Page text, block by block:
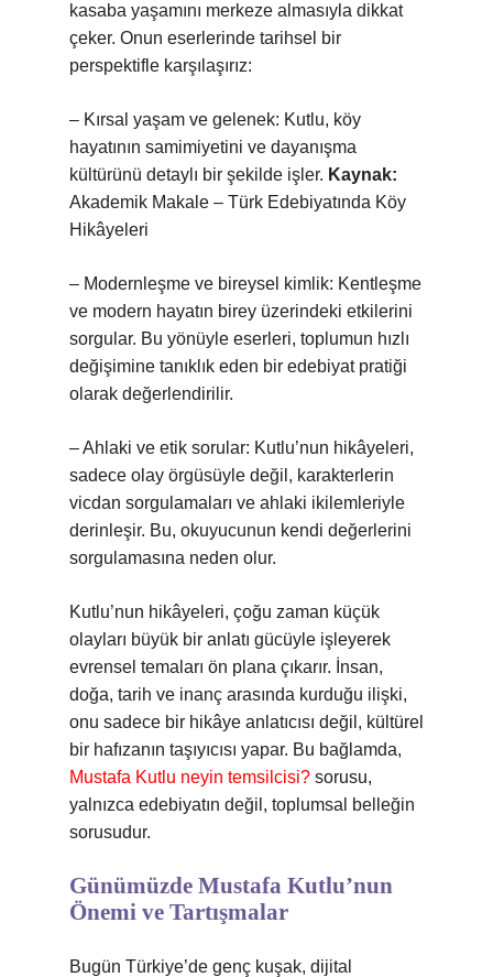
kasaba yaşamını merkeze almasıyla dikkat
çeker. Onun eserlerinde tarihsel bir
perspektifle karşılaşırız:
– Kırsal yaşam ve gelenek: Kutlu, köy
hayatının samimiyetini ve dayanışma
kültürünü detaylı bir şekilde işler. Kaynak:
Akademik Makale – Türk Edebiyatında Köy
Hikâyeleri
– Modernleşme ve bireysel kimlik: Kentleşme
ve modern hayatın birey üzerindeki etkilerini
sorgular. Bu yönüyle eserleri, toplumun hızlı
değişimine tanıklık eden bir edebiyat pratiği
olarak değerlendirilir.
– Ahlaki ve etik sorular: Kutlu’nun hikâyeleri,
sadece olay örgüsüyle değil, karakterlerin
vicdan sorgulamaları ve ahlaki ikilemleriyle
derinleşir. Bu, okuyucunun kendi değerlerini
sorgulamasına neden olur.
Kutlu’nun hikâyeleri, çoğu zaman küçük
olayları büyük bir anlatı gücüyle işleyerek
evrensel temaları ön plana çıkarır. İnsan,
doğa, tarih ve inanç arasında kurduğu ilişki,
onu sadece bir hikâye anlatıcısı değil, kültürel
bir hafızanın taşıyıcısı yapar. Bu bağlamda,
Mustafa Kutlu neyin temsilcisi? sorusu,
yalnızca edebiyatın değil, toplumsal belleğin
sorusudur.
Günümüzde Mustafa Kutlu’nun
Önemi ve Tartışmalar
Bugün Türkiye’de genç kuşak, dijital